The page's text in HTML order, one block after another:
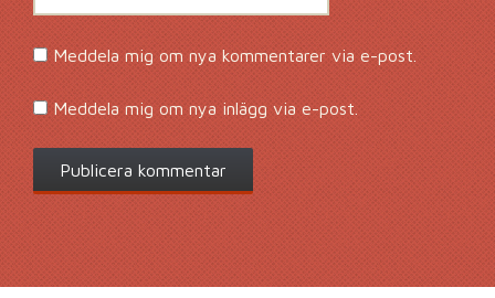
Meddela mig om nya kommentarer via e-post.
Meddela mig om nya inlägg via e-post.